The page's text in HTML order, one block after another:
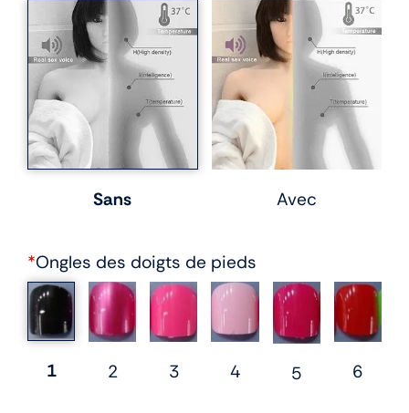
Sans Avec
*Ongles des doigts de pieds
1 2 3 4 5 6